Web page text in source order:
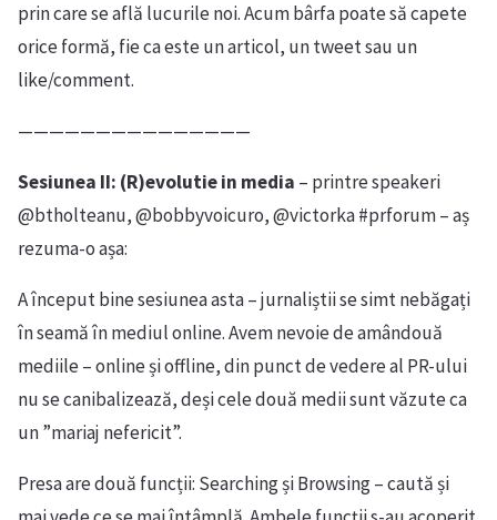
prin care se află lucurile noi. Acum bârfa poate să capete
orice formă, fie ca este un articol, un tweet sau un
like/comment.
———————————————
Sesiunea II: (R)evolutie in media – printre speakeri
@btholteanu, @bobbyvoicuro, @victorka #prforum – aș
rezuma-o așa:
A început bine sesiunea asta – jurnaliștii se simt nebăgați
în seamă în mediul online. Avem nevoie de amândouă
mediile – online și offline, din punct de vedere al PR-ului
nu se canibalizează, deși cele două medii sunt văzute ca
un ”mariaj nefericit”.
Presa are două funcții: Searching și Browsing – caută și